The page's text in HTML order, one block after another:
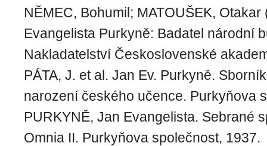
NĚMEC, Bohumil; MATOUŠEK, Otakar
Evangelista Purkyně: Badatel národní
Nakladatelství Československé
PÁTA, J. et al. Jan Ev. Purkyně.
narození českého učence. Purkyňova
PURKYNĚ, Jan Evangelista. Sebrané
Omnia II. Purkyňova společnost, 1937.